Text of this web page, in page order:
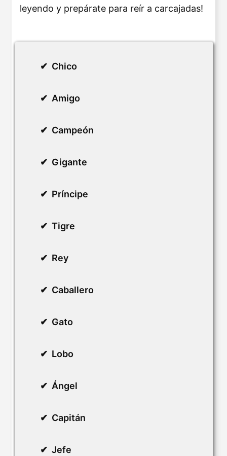
leyendo y prepárate para reír a carcajadas!
Chico
Amigo
Campeón
Gigante
Príncipe
Tigre
Rey
Caballero
Gato
Lobo
Ángel
Capitán
Jefe